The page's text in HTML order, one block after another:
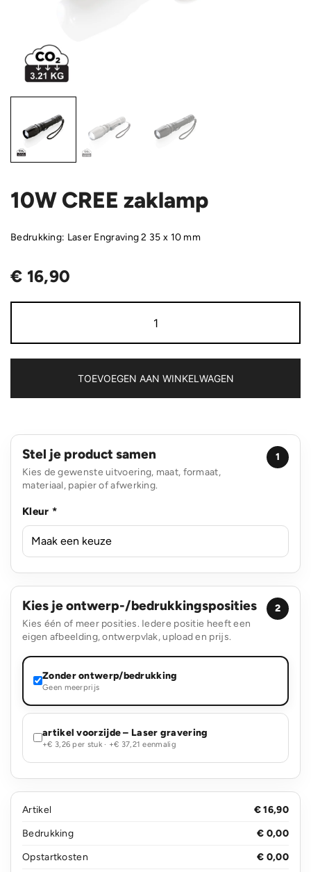
10W CREE zaklamp
Bedrukking: Laser Engraving 2 35 x 10 mm
€ 16,90
CREE
TOEVOEGEN AAN WINKELWAGEN
Stel je product samen
Kies de gewenste uitvoering, maat, formaat,
materiaal, papier of afwerking.
1
Kleur *
Kies je ontwerp-/bedrukkingsposities
Kies één of meer posities. Iedere positie heeft een
eigen afbeelding, ontwerpvlak, upload en prijs.
2
Zonder ontwerp/bedrukking
Geen meerprijs
artikel voorzijde – Laser gravering
+€ 3,26 per stuk · +€ 37,21 eenmalig
Artikel
€ 16,90
Bedrukking
€ 0,00
Opstartkosten
€ 0,00